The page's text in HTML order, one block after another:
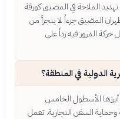
تهديد الملاحة في المضيق كورقة
المضيق جزءاً لا يتجزأ من
حركة المرور فيه رداً على
الدولية في المنطقة؟
أبرزها الأسطول الخامس
وحماية السفن التجارية. تعمل